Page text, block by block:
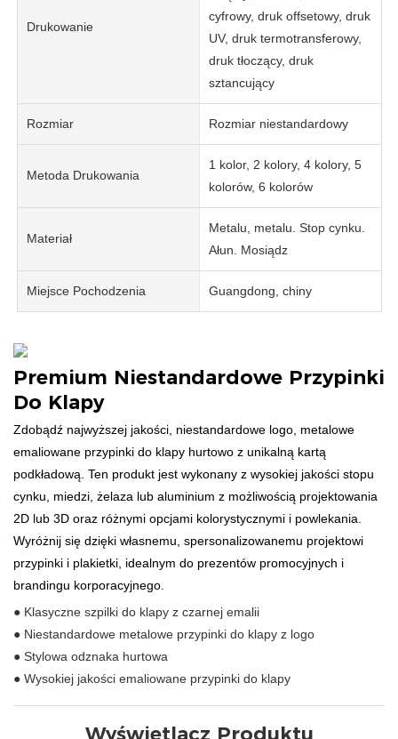
Drukowanie
cyfrowy, druk offsetowy, druk
UV, druk termotransferowy,
druk tłoczący, druk
sztancujący
Rozmiar Rozmiar niestandardowy
Metoda Drukowania
1 kolor, 2 kolory, 4 kolory, 5
kolorów, 6 kolorów
Materiał
Metalu, metalu. Stop cynku.
Ałun. Mosiądz
Miejsce Pochodzenia Guangdong, chiny
Premium Niestandardowe Przypinki
Do Klapy
Zdobądź najwyższej jakości, niestandardowe logo, metalowe
emaliowane przypinki do klapy hurtowo z unikalną kartą
podkładową. Ten produkt jest wykonany z wysokiej jakości stopu
cynku, miedzi, żelaza lub aluminium z możliwością projektowania
2D lub 3D oraz różnymi opcjami kolorystycznymi i powlekania.
Wyróżnij się dzięki własnemu, spersonalizowanemu projektowi
przypinki i plakietki, idealnym do prezentów promocyjnych i
brandingu korporacyjnego.
● Klasyczne szpilki do klapy z czarnej emalii
● Niestandardowe metalowe przypinki do klapy z logo
● Stylowa odznaka hurtowa
● Wysokiej jakości emaliowane przypinki do klapy